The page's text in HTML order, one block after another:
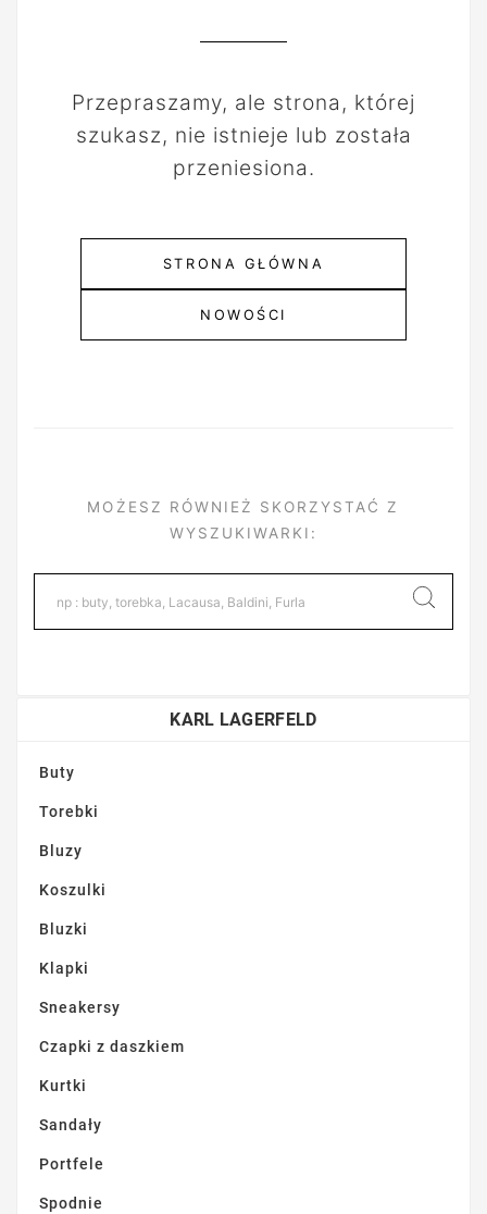
Przepraszamy, ale strona, której
szukasz, nie istnieje lub została
przeniesiona.
STRONA GŁÓWNA
NOWOŚCI
MOŻESZ RÓWNIEŻ SKORZYSTAĆ Z
WYSZUKIWARKI:
KARL LAGERFELD
Buty
Torebki
Bluzy
Koszulki
Bluzki
Klapki
Sneakersy
Czapki z daszkiem
Kurtki
Sandały
Portfele
Spodnie